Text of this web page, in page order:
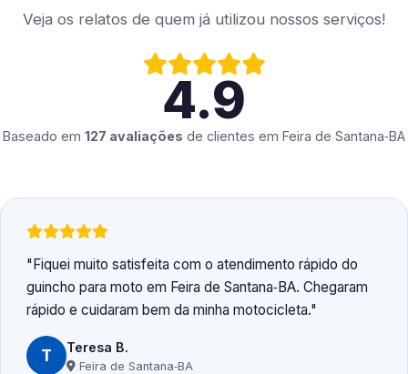
Veja os relatos de quem já utilizou nossos serviços!
4.9
Baseado em 127 avaliações de clientes em Feira de Santana‑BA
Fiquei muito satisfeita com o atendimento rápido do
guincho para moto em Feira de Santana‑BA. Chegaram
rápido e cuidaram bem da minha motocicleta.
T Teresa B.
Feira de Santana‑BA